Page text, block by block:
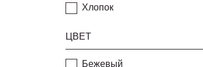
Хлопок
ЦВЕТ
Бежевый